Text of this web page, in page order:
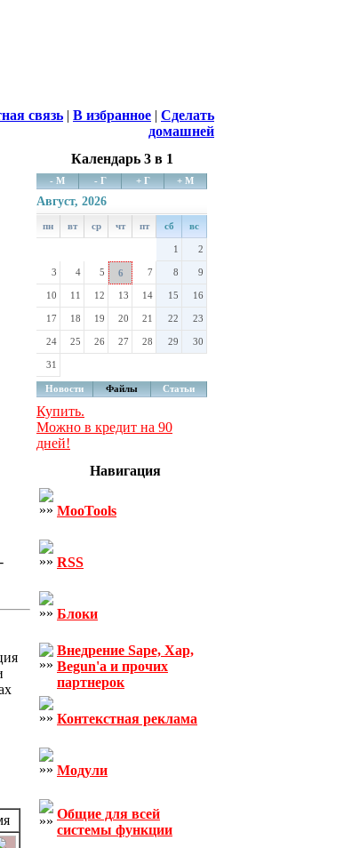
связь | В избранное | Сделать
домашней
Календарь 3 в 1
- М - Г + Г + М
Август, 2026
пн вт ср чт пт сб вс
1 2
3 4 5 6 7 8 9
10 11 12 13 14 15 16
17 18 19 20 21 22 23
24 25 26 27 28 29 30
31
Новости Файлы Статьи
Купить.
Можно в кредит на 90
дней!
Навигация
MooTools
RSS
Блоки
Внедрение Sape, Xap,
Begun'а и прочих
партнерок
Контекстная реклама
Модули
Общие для всей
системы функции